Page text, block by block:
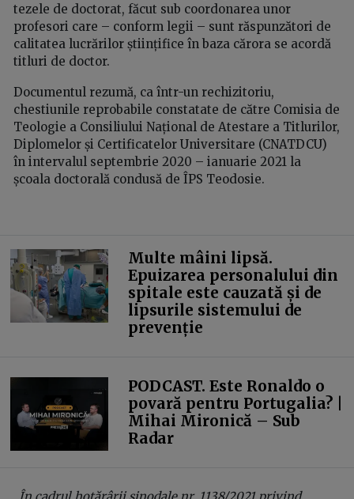
tezele de doctorat, făcut sub coordonarea unor
profesori care – conform legii – sunt răspunzători de
calitatea lucrărilor științifice în baza cărora se acordă
titluri de doctor.
Documentul rezumă, ca într-un rechizitoriu,
chestiunile reprobabile constatate de către Comisia de
Teologie a Consiliului Național de Atestare a Titlurilor,
Diplomelor și Certificatelor Universitare (CNATDCU)
în intervalul septembrie 2020 – ianuarie 2021 la
școala doctorală condusă de ÎPS Teodosie.
Multe mâini lipsă.
Epuizarea personalului din
spitale este cauzată și de
lipsurile sistemului de
prevenție
PODCAST. Este Ronaldo o
povară pentru Portugalia? |
Mihai Mironică – Sub
Radar